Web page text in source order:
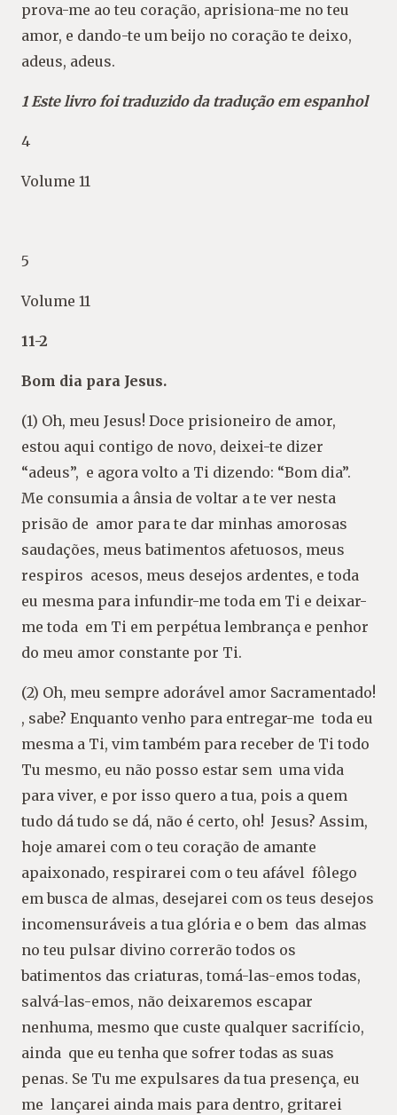
prova-me ao teu coração, aprisiona-me no teu
amor, e dando-te um beijo no coração te deixo,
adeus, adeus.
1 Este livro foi traduzido da tradução em espanhol
4
Volume 11
5
Volume 11
11-2
Bom dia para Jesus.
(1) Oh, meu Jesus! Doce prisioneiro de amor,
estou aqui contigo de novo, deixei-te dizer
“adeus”, e agora volto a Ti dizendo: “Bom dia”.
Me consumia a ânsia de voltar a te ver nesta
prisão de amor para te dar minhas amorosas
saudações, meus batimentos afetuosos, meus
respiros acesos, meus desejos ardentes, e toda
eu mesma para infundir-me toda em Ti e deixar-
me toda em Ti em perpétua lembrança e penhor
do meu amor constante por Ti.
(2) Oh, meu sempre adorável amor Sacramentado!
, sabe? Enquanto venho para entregar-me toda eu
mesma a Ti, vim também para receber de Ti todo
Tu mesmo, eu não posso estar sem uma vida
para viver, e por isso quero a tua, pois a quem
tudo dá tudo se dá, não é certo, oh! Jesus? Assim,
hoje amarei com o teu coração de amante
apaixonado, respirarei com o teu afável fôlego
em busca de almas, desejarei com os teus desejos
incomensuráveis a tua glória e o bem das almas
no teu pulsar divino correrão todos os
batimentos das criaturas, tomá-las-emos todas,
salvá-las-emos, não deixaremos escapar
nenhuma, mesmo que custe qualquer sacrifício,
ainda que eu tenha que sofrer todas as suas
penas. Se Tu me expulsares da tua presença, eu
me lançarei ainda mais para dentro, gritarei